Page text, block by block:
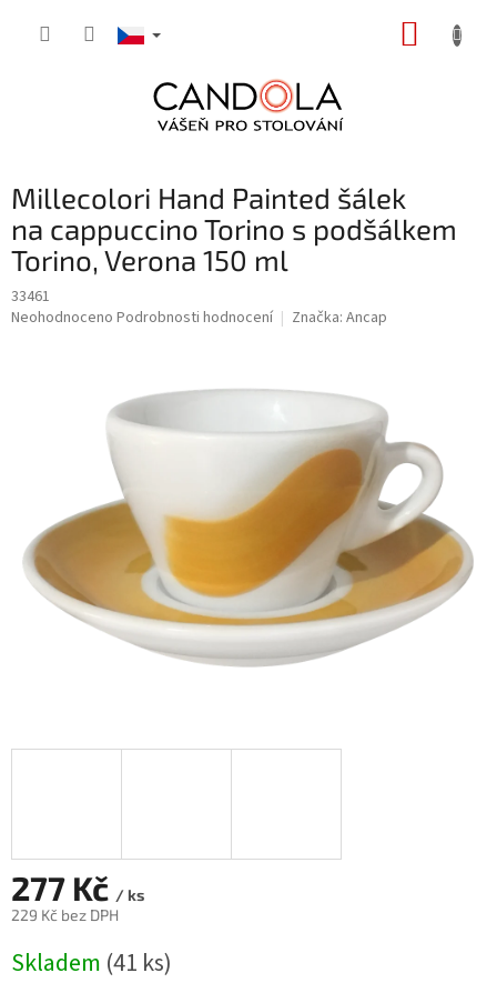
Millecolori Hand Painted šálek
na cappuccino Torino s podšálkem
Torino, Verona 150 ml
33461
Průměrné
Neohodnoceno Podrobnosti hodnocení Značka: Ancap
277 Kč / ks
229 Kč bez DPH
cena:
Skladem (41 ks)